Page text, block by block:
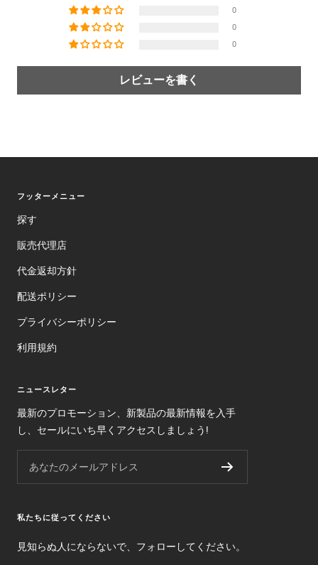
0
0
0
レビューを書く
フッターメニュー
探す
販売代理店
代金返却方針
配送ポリシー
プライバシーポリシー
利用規約
ニュースレター
最新のプロモーション、新製品の最新情報を入手
し、セールにいち早くアクセスしましょう!
あなたのメールアドレス
私たちに従ってください
見知らぬ人にならないで、フォローしてください。